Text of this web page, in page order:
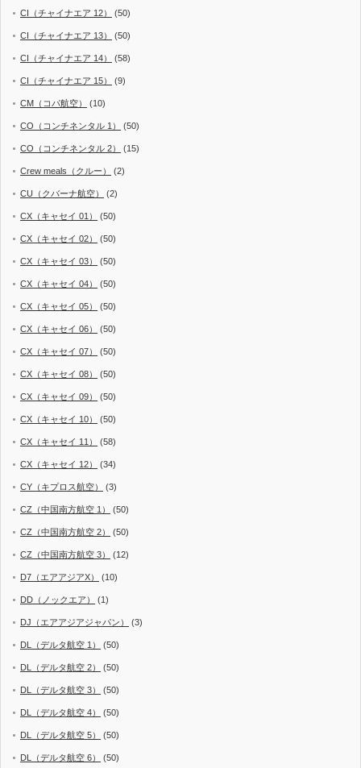
CI（チャイナエア 12） (50)
CI（チャイナエア 13） (50)
CI（チャイナエア 14） (58)
CI（チャイナエア 15） (9)
CM（コパ航空） (10)
CO（コンチネンタル 1） (50)
CO（コンチネンタル 2） (15)
Crew meals（クルー） (2)
CU（クバーナ航空） (2)
CX（キャセイ 01） (50)
CX（キャセイ 02） (50)
CX（キャセイ 03） (50)
CX（キャセイ 04） (50)
CX（キャセイ 05） (50)
CX（キャセイ 06） (50)
CX（キャセイ 07） (50)
CX（キャセイ 08） (50)
CX（キャセイ 09） (50)
CX（キャセイ 10） (50)
CX（キャセイ 11） (58)
CX（キャセイ 12） (34)
CY（キプロス航空） (3)
CZ（中国南方航空 1） (50)
CZ（中国南方航空 2） (50)
CZ（中国南方航空 3） (12)
D7（エアアジアX） (10)
DD（ノックエア） (1)
DJ（エアアジアジャパン） (3)
DL（デルタ航空 1） (50)
DL（デルタ航空 2） (50)
DL（デルタ航空 3） (50)
DL（デルタ航空 4） (50)
DL（デルタ航空 5） (50)
DL（デルタ航空 6） (50)